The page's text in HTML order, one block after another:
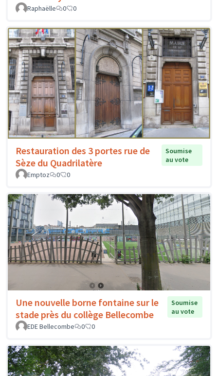
Raphaëlle 0 0
Restauration des 3 portes rue de
Sèze du Quadrilatère
Soumise
au vote
Emptoz
0 0
Une nouvelle borne fontaine sur le
stade près du collège Bellecombe
Soumise
au vote
EDE Bellecombe
0 0